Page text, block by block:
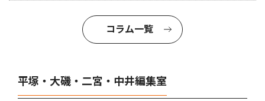
コラム一覧
平塚・大磯・二宮・中井編集室